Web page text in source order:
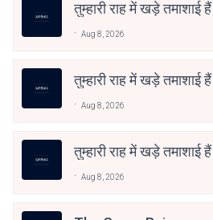
तुम्हारी राह में खड़े तमाशाई हैं
Aug 8, 2026
तुम्हारी राह में खड़े तमाशाई हैं
Aug 8, 2026
तुम्हारी राह में खड़े तमाशाई हैं
Aug 8, 2026